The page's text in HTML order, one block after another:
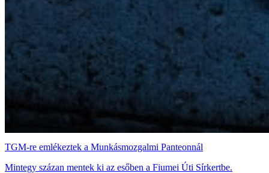
TGM-re emlékeztek a Munkásmozgalmi Panteonnál
Mintegy százan mentek ki az esőben a Fiumei Úti Sírkertbe.